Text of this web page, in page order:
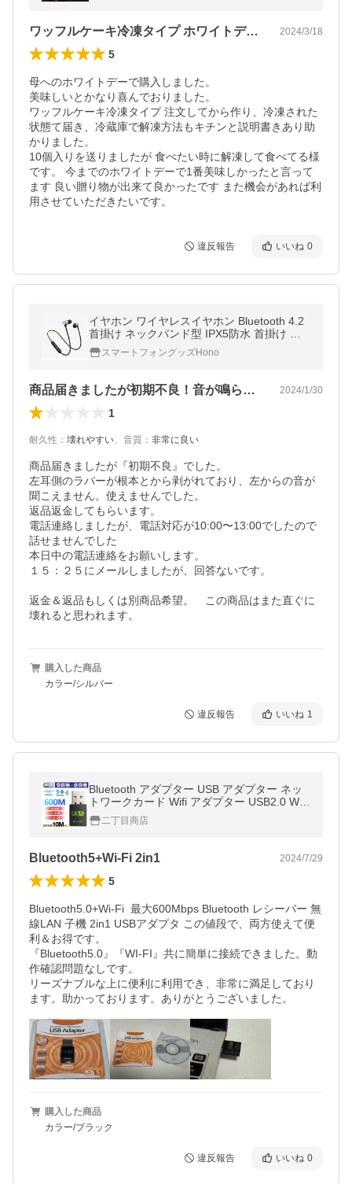
ワッフルケーキ冷凍タイプ ホワイトデー贈物 2024/3/18
5
母へのホワイトデーで購入しました。
美味しいとかなり喜んでおりました。
ワッフルケーキ冷凍タイプ 注文してから作り、冷凍された
状態て届き、冷蔵庫で解凍方法もキチンと説明書きあり助
かりました。
10個入りを送りましたが 食べたい時に解凍して食べてる様
です。 今までのホワイトデーで1番美味しかったと言って
ます 良い贈り物が出来て良かったです また機会があれば利
用させていただきたいです。
違反報告 いいね 0
イヤホン ワイヤレスイヤホン Bluetooth 4.2
首掛け ネックバンド型 IPX5防水 首掛け ス
ポーツ仕様 カナル型 iphone Android スポー
ツイヤホン A86
スマートフォングッズHono
商品届きましたが初期不良！音が鳴らない！ 2024/1/30
1
耐久性 ： 壊れやすい、 音質 ： 非常に良い
商品届きましたが『初期不良』でした。
左耳側のラバーが根本とから剥がれており、左からの音が
聞こえません。使えませんでした。
返品返金してもらいます。
電話連絡しましたが、電話対応が10:00〜13:00でしたので
話せませんでした
本日中の電話連絡をお願いします。
１５：２５にメールしましたが、回答ないです。
返金＆返品もしくは別商品希望。　この商品はまた直ぐに
壊れると思われます。
購入した商品
カラー/シルバー
違反報告 いいね 1
Bluetooth アダプター USB アダプター ネッ
トワークカード Wifi アダプター USB2.0 WiF
i レシーバー 2.4GHz 150Mbps/5.8GHz 433
Mbps 対応 最大600Mbps
二丁目商店
Bluetooth5+Wi-Fi 2in1 2024/7/29
5
Bluetooth5.0+Wi-Fi  最大600Mbps Bluetooth レシーバー 無
線LAN 子機 2in1 USBアダプタ この値段で、両方使えて便
利＆お得です。
『Bluetooth5.0』『WI-FI』共に簡単に接続できました。動
作確認問題なしです。
リーズナブルな上に便利に利用でき、非常に満足しており
ます。助かっております。ありがとうございました。
購入した商品
カラー/ブラック
違反報告 いいね 0